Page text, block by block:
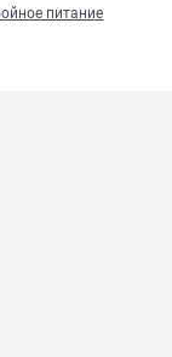
питание